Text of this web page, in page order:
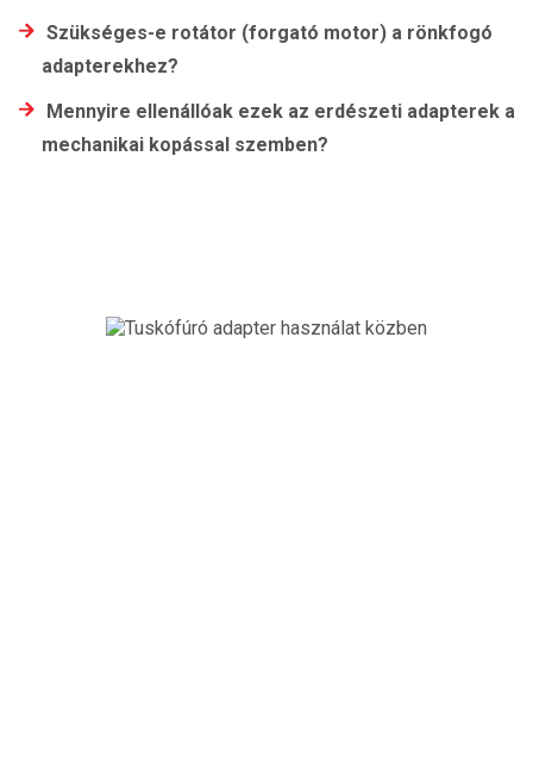
Szükséges-e rotátor (forgató motor) a rönkfogó
adapterekhez?
Mennyire ellenállóak ezek az erdészeti adapterek a
mechanikai kopással szemben?